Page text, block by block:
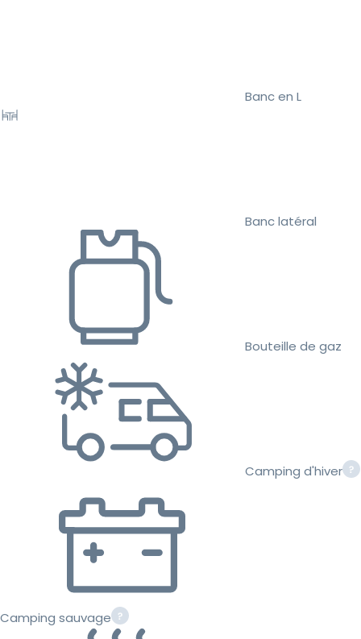
Banc en L
Banc latéral
Bouteille de gaz
Camping d'hiver
Camping sauvage